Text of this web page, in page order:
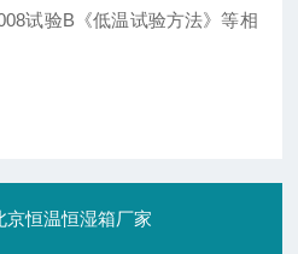
试验B《低温试验方法》等相
京恒温恒湿箱厂家